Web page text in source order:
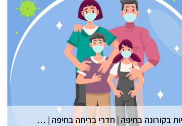
אטרקציות בקורונה בחיפה | חדרי בריחה בחיפה | גלדיאטור